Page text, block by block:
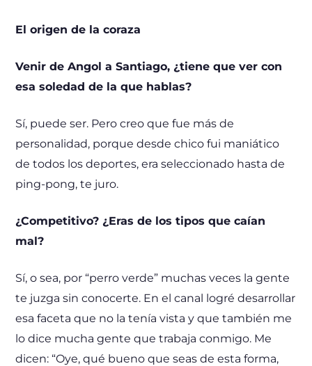
El origen de la coraza
Venir de Angol a Santiago, ¿tiene que ver con
esa soledad de la que hablas?
Sí, puede ser. Pero creo que fue más de
personalidad, porque desde chico fui maniático
de todos los deportes, era seleccionado hasta de
ping-pong, te juro.
¿Competitivo? ¿Eras de los tipos que caían
mal?
Sí, o sea, por “perro verde” muchas veces la gente
te juzga sin conocerte. En el canal logré desarrollar
esa faceta que no la tenía vista y que también me
lo dice mucha gente que trabaja conmigo. Me
dicen: “Oye, qué bueno que seas de esta forma,